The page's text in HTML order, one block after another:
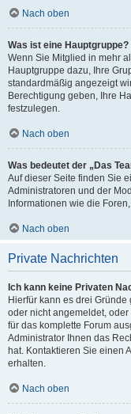
Nach oben
Was ist eine Hauptgruppe?
Wenn Sie Mitglied in mehr
Hauptgruppe dazu, Ihre
standardmäßig angezeigt
Berechtigung geben, Ihre
festzulegen.
Nach oben
Was bedeutet der „Das
Auf dieser Seite finden Sie
Administratoren und der
Informationen wie die
Nach oben
Private Nachrichten
Ich kann keine Privaten
Hierfür kann es drei
oder nicht angemeldet,
für das komplette Forum
Administrator Ihnen das
hat. Kontaktieren Sie einen
erhalten.
Nach oben